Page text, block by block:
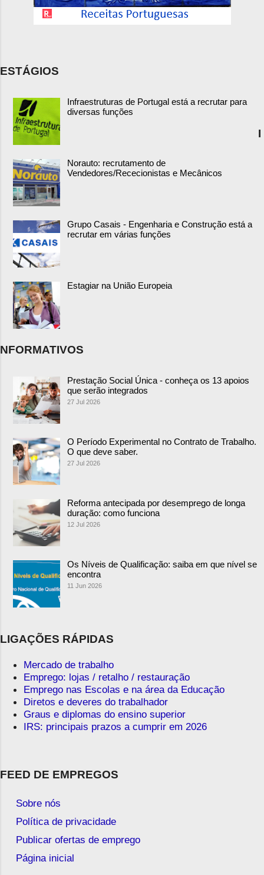
ESTÁGIOS
Infraestruturas de Portugal está a recrutar para
diversas funções
Norauto: recrutamento de
Vendedores/Rececionistas e Mecânicos
Grupo Casais - Engenharia e Construção está a
recrutar em várias funções
Estagiar na União Europeia
I
NFORMATIVOS
Prestação Social Única - conheça os 13 apoios
que serão integrados
27 Jul 2026
O Período Experimental no Contrato de Trabalho.
O que deve saber.
27 Jul 2026
Reforma antecipada por desemprego de longa
duração: como funciona
12 Jul 2026
Os Níveis de Qualificação: saiba em que nível se
encontra
11 Jun 2026
LIGAÇÕES RÁPIDAS
Mercado de trabalho
Emprego: lojas / retalho / restauração
Emprego nas Escolas e na área da Educação
Diretos e deveres do trabalhador
Graus e diplomas do ensino superior
IRS: principais prazos a cumprir em 2026
FEED DE EMPREGOS
Sobre nós
Política de privacidade
Publicar ofertas de emprego
Página inicial